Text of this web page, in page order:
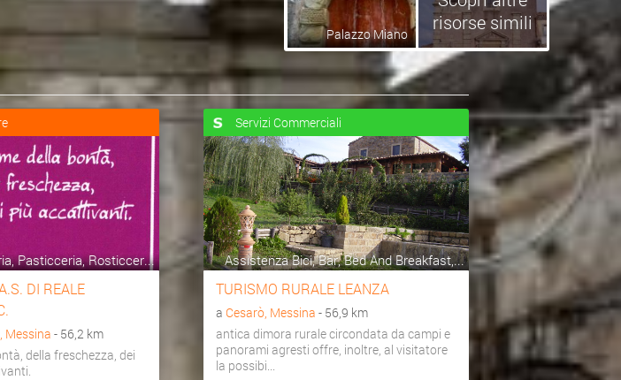
Palazzo Miano
risorse simili
Pasticceria, Rosticcer...
DI REALE
Messina - 56,2 km
della freschezza, dei
Servizi Commerciali
Assistenza Bici, Bar, Bed And Breakfast,...
TURISMO RURALE LEANZA
a Cesarò, Messina - 56,9 km
antica dimora rurale circondata da campi e
panorami agresti offre, inoltre, al visitatore
la possibi...